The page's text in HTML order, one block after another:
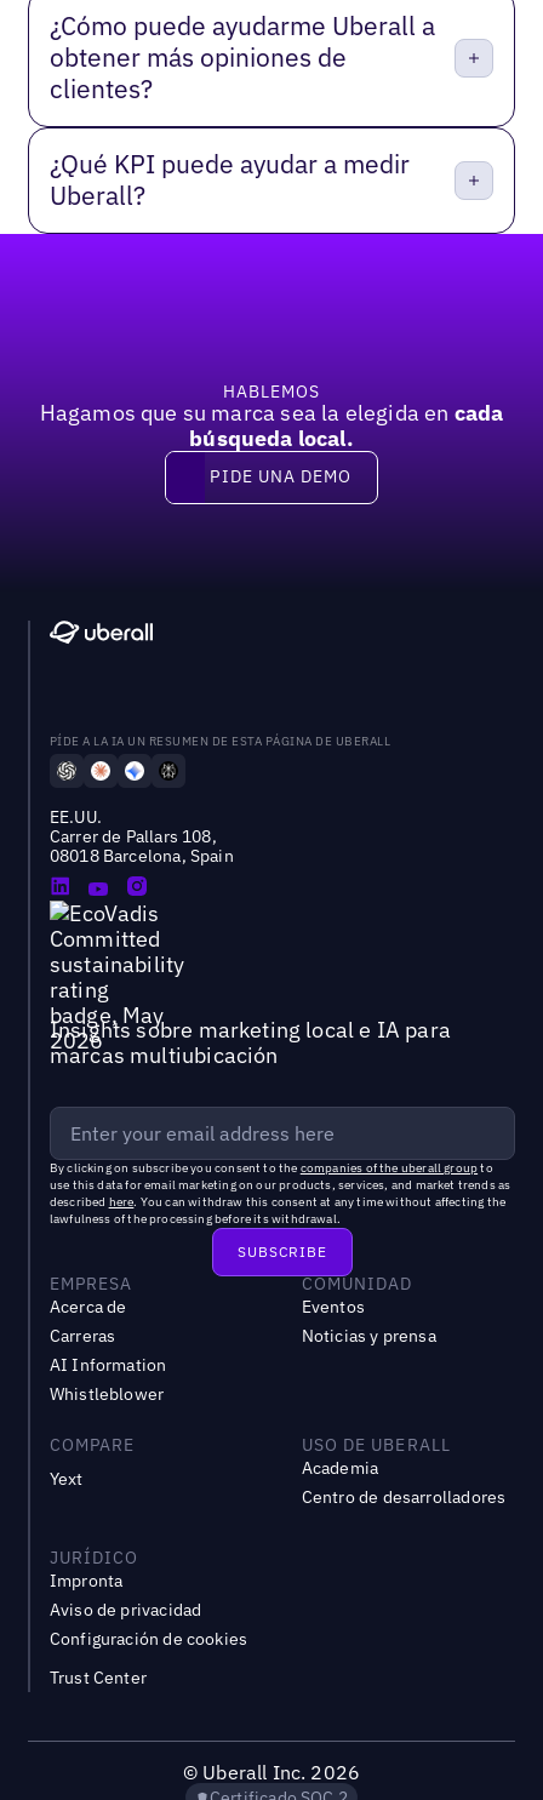
¿Cómo puede ayudarme Uberall a
obtener más opiniones de
clientes?
¿Qué KPI puede ayudar a medir
Uberall?
HABLEMOS
Hagamos que su marca sea la elegida en cada
búsqueda local.
Pide una demo
PIDE UNA DEMO
PÍDE A LA IA UN RESUMEN DE ESTA PÁGINA DE UBERALL
EE.UU.
Carrer de Pallars 108,
08018 Barcelona, Spain
Insights sobre marketing local e IA para
marcas multiubicación
By clicking on subscribe you consent to the companies of the uberall groupto
use this data for email marketing on our products, services, and market trends as
described here. You can withdraw this consent at any time without affecting the
lawfulness of the processing before its withdrawal.
EMPRESA
Acerca de
Carreras
AI Information
Whistleblower
COMUNIDAD
Eventos
Noticias y prensa
COMPARE
Yext
USO DE UBERALL
Academia
Centro de desarrolladores
JURÍDICO
Impronta
Aviso de privacidad
Configuración de cookies
Trust Center
© Uberall Inc. 2026